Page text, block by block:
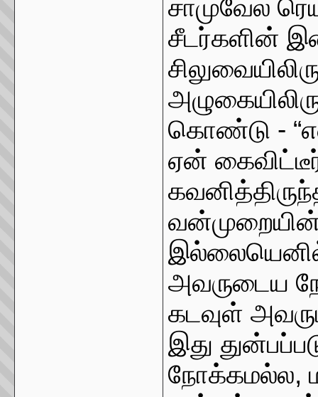
சாமுவேல்
சீடர்களின்
கொண்டு -
ஏன்
இல்லையெனில்
அவருடைய
கடவுள்
இது
நோக்கமல்ல,